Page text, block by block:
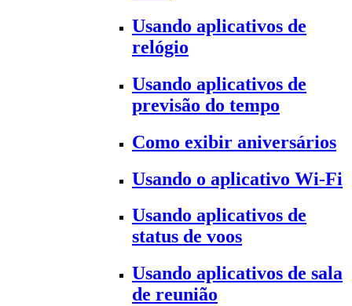
Usando aplicativos de
relógio
Usando aplicativos de
previsão do tempo
Como exibir aniversários
Usando o aplicativo Wi-Fi
Usando aplicativos de
status de voos
Usando aplicativos de sala
de reunião